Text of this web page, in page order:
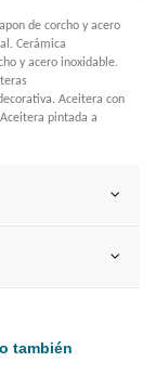
de corcho y acero
Cerámica
y acero inoxidable.
Aceitera con
pintada a
también